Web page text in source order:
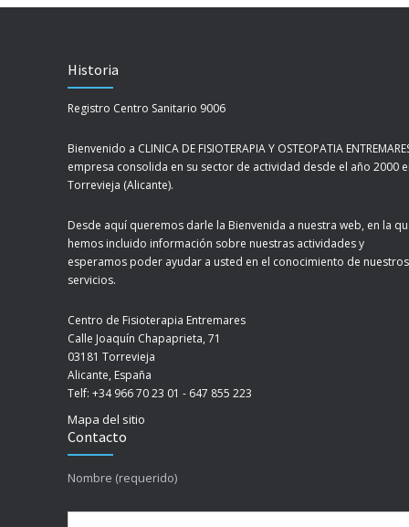
Historia
Registro Centro Sanitario 9006
Bienvenido a CLINICA DE FISIOTERAPIA Y OSTEOPATIA
empresa consolida en su sector de actividad desde el año 2000
Torrevieja (Alicante).
Desde aquí queremos darle la Bienvenida a nuestra web, en la
hemos incluido información sobre nuestras actividades y
esperamos poder ayudar a usted en el conocimiento de nuestros
servicios.
Centro de Fisioterapia Entremares
Calle Joaquín Chapaprieta, 71
03181 Torrevieja
Alicante, España
Telf: +34 966 70 23 01 - 647 855 223
Mapa del sitio
Contacto
Nombre (requerido)